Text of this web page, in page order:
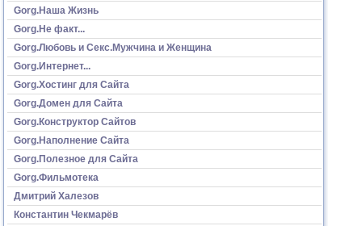
Gorg.Наша Жизнь
Gorg.Не факт...
Gorg.Любовь и Секс.Мужчина и Женщина
Gorg.Интернет...
Gorg.Хостинг для Сайта
Gorg.Домен для Сайта
Gorg.Конструктор Сайтов
Gorg.Наполнение Сайта
Gorg.Полезное для Сайта
Gorg.Фильмотека
Дмитрий Халезов
Константин Чекмарёв